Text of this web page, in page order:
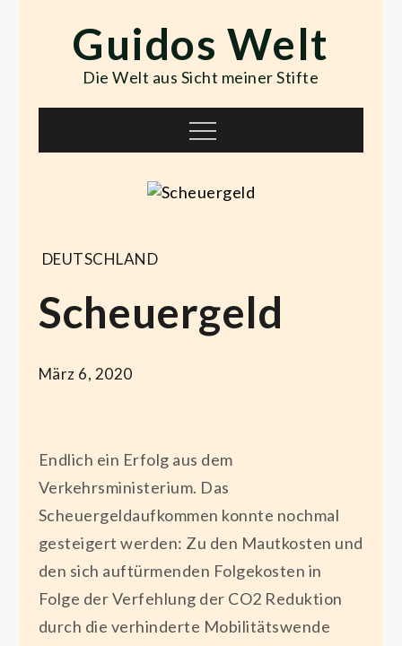
contentGuidos Welt
Die Welt aus Sicht meiner Stifte
Menu
DEUTSCHLAND
Scheuergeld
März 6, 2020
Endlich ein Erfolg aus dem
Verkehrsministerium. Das
Scheuergeldaufkommen konnte nochmal
gesteigert werden: Zu den Mautkosten und
den sich auftürmenden Folgekosten in
Folge der Verfehlung der CO2 Reduktion
durch die verhinderte Mobilitätswende